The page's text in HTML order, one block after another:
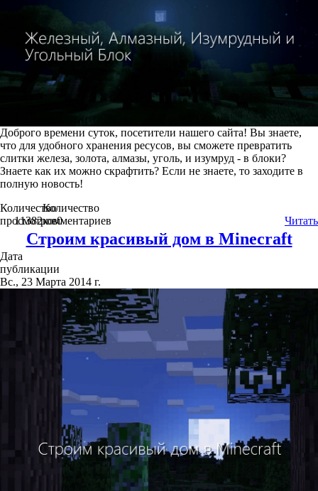
Доброго времени суток, посетители нашего сайта! Вы знаете,
что для удобного хранения ресусов, вы сможете превратить
слитки железа, золота, алмазы, уголь, и изумруд - в блоки?
Знаете как их можно скрафтить? Если не знаете, то заходите в
полную новость!
Количество
просмотров
11382
Количество
комментариев
0 Читать
Строим красивый дом в Minecraft
Дата
публикации
Вс., 23 Марта 2014 г.